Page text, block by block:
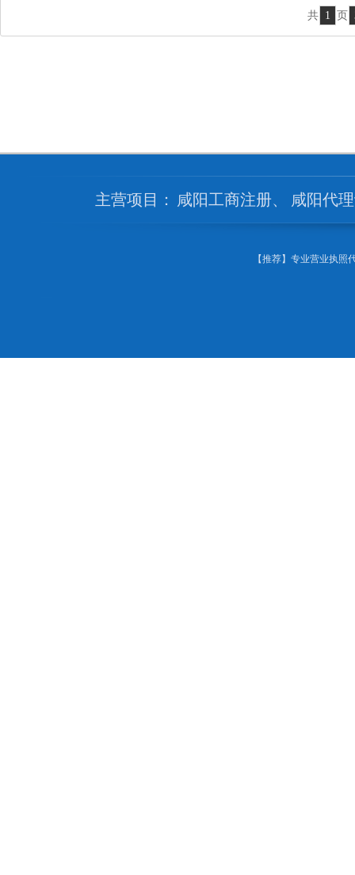
共 1 页
主营项目： 咸阳工商注册、 咸阳代
【推荐】专业营业执照